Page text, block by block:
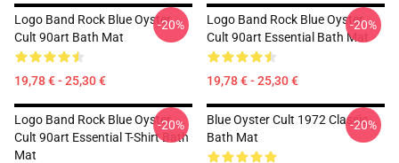
Logo Band Rock Blue Oyster
Cult 90art Bath Mat
19,78 € - 25,30 €
-20%
Logo Band Rock Blue Oyster
Cult 90art Essential Bath Mat
19,78 € - 25,30 €
-20%
Logo Band Rock Blue Oyster
Cult 90art Essential T-Shirt Bath
Mat
-20%
Blue Oyster Cult 1972 Classic
Bath Mat
-20%